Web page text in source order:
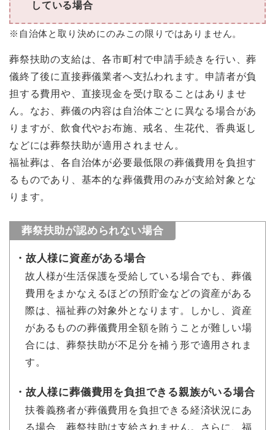
している場合
※自治体と取り決めにのみこの限りではありません。
葬祭扶助の支給は、各市町村で申請手続きを行い、葬
儀終了後に直接葬儀業者へ支払われます。申請者が負
担する費用や、直接現金を受け取ることはありませ
ん。なお、葬儀の内容は自治体ごとに異なる場合があ
りますが、飲食代やお布施、戒名、生花代、香典返し
などには葬祭扶助が適用されません。
福祉葬は、各自治体が必要最低限の葬儀費用を負担す
るものであり、基本的な葬儀費用のみが支給対象とな
ります。
葬祭扶助が認められない場合
故人様に資産がある場合
故人様が生活保護を受給している場合でも、葬儀
費用をまかなえるほどの預貯金などの資産がある
際は、福祉葬の対象外となります。しかし、資産
があるものの葬儀費用全額を賄うことが難しい場
合には、葬祭扶助が不足分を補う形で適用されま
す。
故人様に葬儀費用を負担できる親族がいる場合
扶養義務者が葬儀費用を負担できる経済状況にあ
る場合、葬祭扶助は支給されません。さらに、福